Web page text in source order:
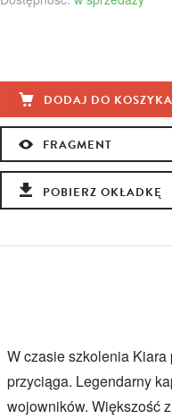
DODAJ DO KOSZYKA
FRAGMENT
POBIERZ OKŁADKĘ
W czasie szkolenia
przyciąga. Legendarny
wojowników. Większość